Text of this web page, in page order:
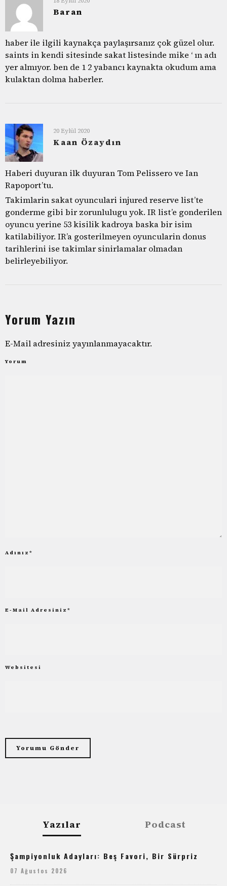
Baran
haber ile ilgili kaynakça paylaşırsanız çok güzel olur.
saints in kendi sitesinde sakat listesinde mike ‘ ın adı
yer almıyor. ben de 1 2 yabancı kaynakta okudum ama
kulaktan dolma haberler.
20 Eylül 2020
Kaan Özaydın
Haberi duyuran ilk duyuran Tom Pelissero ve Ian
Rapoport’tu.
Takimlarin sakat oyunculari injured reserve list’te
gonderme gibi bir zorunlulugu yok. IR list’e gonderilen
oyuncu yerine 53 kisilik kadroya baska bir isim
katilabiliyor. IR’a gosterilmeyen oyuncularin donus
tarihlerini ise takimlar sinirlamalar olmadan
belirleyebiliyor.
Yorum Yazın
E-Mail adresiniz yayınlanmayacaktır.
Yorum
Adınız *
E-Mail Adresiniz *
Websitesi
Yazılar Podcast
Şampiyonluk Adayları: Beş Favori, Bir Sürpriz
07 Ağustos 2026